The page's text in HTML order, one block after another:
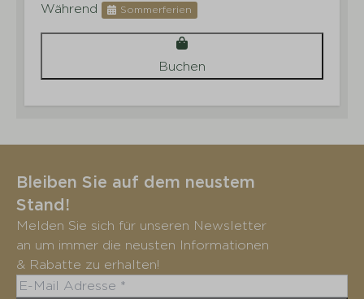
Während Sommerferien
Buchen
Bleiben Sie auf dem neustem
Stand!
Melden Sie sich für unseren Newsletter
an um immer die neusten Informationen
& Rabatte zu erhalten!